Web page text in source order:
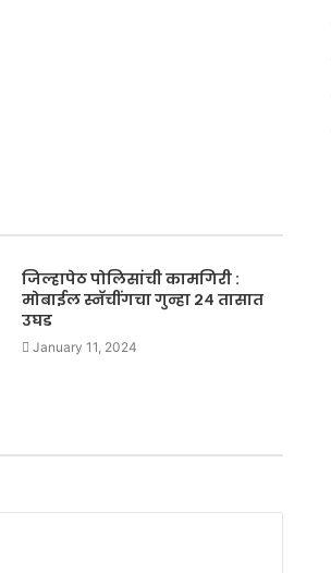
जिल्हापेठ पोलिसांची कामगिरी :
मोबाईल स्नॅचींगचा गुन्हा २४ तासात
उघड
January 11, 2024